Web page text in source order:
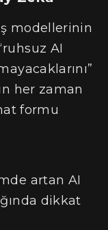
modellerinin
AI
her zaman
formu
artan AI
dikkat